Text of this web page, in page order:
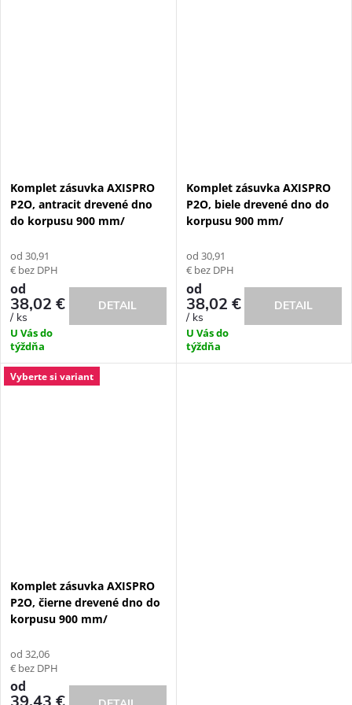
Komplet zásuvka AXISPRO
P2O, antracit drevené dno
do korpusu 900 mm/
od 30,91
€ bez DPH
od
38,02 €
/ ks
U Vás do
týždňa
DETAIL
Komplet zásuvka AXISPRO
P2O, biele drevené dno do
korpusu 900 mm/
od 30,91
€ bez DPH
od
38,02 €
/ ks
U Vás do
týždňa
DETAIL
Vyberte si variant
Komplet zásuvka AXISPRO
P2O, čierne drevené dno do
korpusu 900 mm/
od 32,06
€ bez DPH
od